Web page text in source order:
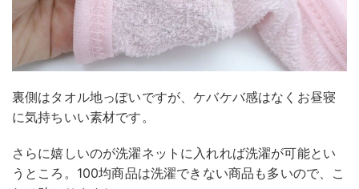
裏側はタオル地っぽいですが、ケバケバ感はなくお昼寝
に気持ちいい素材です。
さらに嬉しいのが洗濯ネットに入れれば洗濯が可能とい
うところ。100均商品は洗濯できない商品も多いので、こ